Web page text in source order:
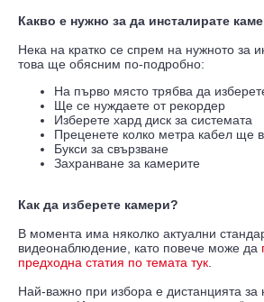
Какво е нужно за да инсталирате
Нека на кратко се спрем на нужното за
това ще обясним по-подробно:
На първо място трябва да
Ще се нуждаете от рекордер
Изберете хард диск за системата
Преценете колко метра кабел ще
Букси за свързване
Захранване за камерите
Как да изберете камери?
В момента има няколко актуални
видеонаблюдение, като повече може да
предходна статия по темата тук
Най-важно при избора е дистанцията